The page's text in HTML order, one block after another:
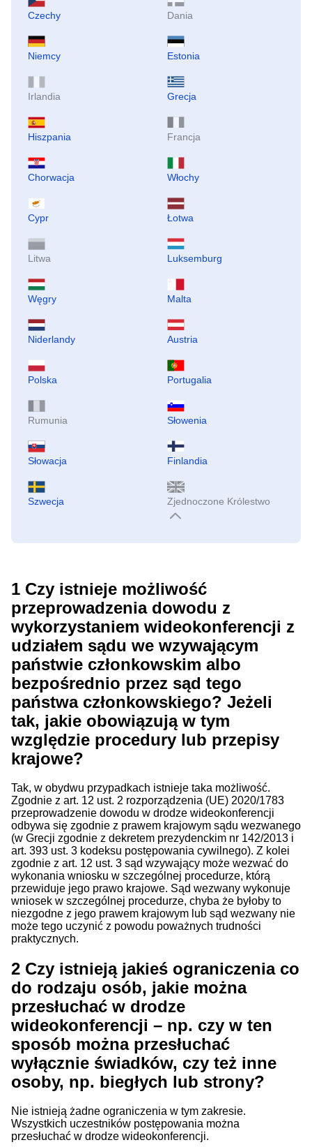
Czechy Dania
Niemcy Estonia
Irlandia Grecja
Hiszpania Francja
Chorwacja Włochy
Cypr Łotwa
Litwa Luksemburg
Węgry Malta
Niderlandy Austria
Polska Portugalia
Rumunia Słowenia
Słowacja Finlandia
Szwecja Zjednoczone Królestwo
1 Czy istnieje możliwość
przeprowadzenia dowodu z
wykorzystaniem wideokonferencji z
udziałem sądu we wzywającym
państwie członkowskim albo
bezpośrednio przez sąd tego
państwa członkowskiego? Jeżeli
tak, jakie obowiązują w tym
względzie procedury lub przepisy
krajowe?
Tak, w obydwu przypadkach istnieje taka możliwość.
Zgodnie z art. 12 ust. 2 rozporządzenia (UE) 2020/1783
przeprowadzenie dowodu w drodze wideokonferencji
odbywa się zgodnie z prawem krajowym sądu wezwanego
(w Grecji zgodnie z dekretem prezydenckim nr 142/2013 i
art. 393 ust. 3 kodeksu postępowania cywilnego). Z kolei
zgodnie z art. 12 ust. 3 sąd wzywający może wezwać do
wykonania wniosku w szczególnej procedurze, którą
przewiduje jego prawo krajowe. Sąd wezwany wykonuje
wniosek w szczególnej procedurze, chyba że byłoby to
niezgodne z jego prawem krajowym lub sąd wezwany nie
może tego uczynić z powodu poważnych trudności
praktycznych.
2 Czy istnieją jakieś ograniczenia co
do rodzaju osób, jakie można
przesłuchać w drodze
wideokonferencji – np. czy w ten
sposób można przesłuchać
wyłącznie świadków, czy też inne
osoby, np. biegłych lub strony?
Nie istnieją żadne ograniczenia w tym zakresie.
Wszystkich uczestników postępowania można
przesłuchać w drodze wideokonferencji.